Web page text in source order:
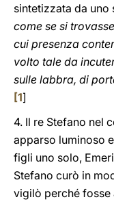
sintetizzata da uno
come se si
cui presenza
volto tale da
sulle labbra, di
[1]
4. Il re Stefano nel
apparso luminoso
figli uno solo,
Stefano curò in
vigilò perché